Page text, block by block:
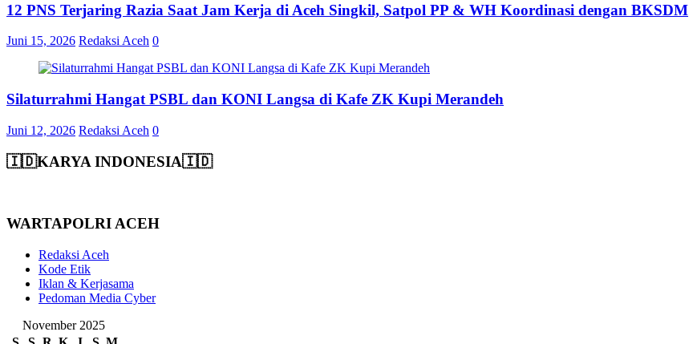
12 PNS Terjaring Razia Saat Jam Kerja di Aceh Singkil, Satpol PP & WH Koordinasi dengan BKSDM
Juni 15, 2026 Redaksi Aceh 0
Silaturrahmi Hangat PSBL dan KONI Langsa di Kafe ZK Kupi Merandeh
Juni 12, 2026 Redaksi Aceh 0
🇮🇩KARYA INDONESIA🇮🇩
WARTAPOLRI ACEH
Redaksi Aceh
Kode Etik
Iklan & Kerjasama
Pedoman Media Cyber
November 2025